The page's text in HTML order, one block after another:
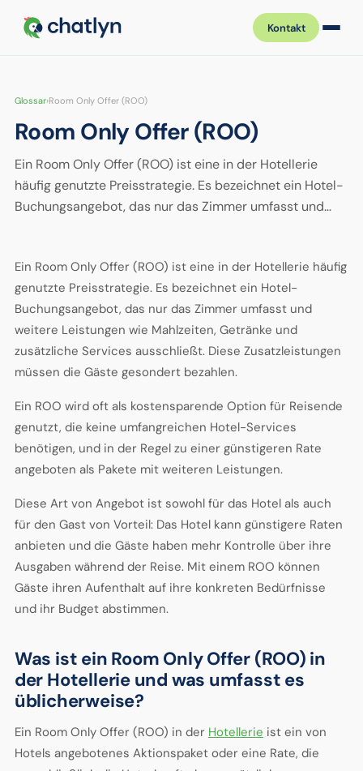
Kontakt
Glossar›Room Only Offer (ROO)
Room Only Offer (ROO)
Ein Room Only Offer (ROO) ist eine in der Hotellerie
häufig genutzte Preisstrategie. Es bezeichnet ein Hotel-
Buchungsangebot, das nur das Zimmer umfasst und…
Ein Room Only Offer (ROO) ist eine in der Hotellerie häufig
genutzte Preisstrategie. Es bezeichnet ein Hotel-
Buchungsangebot, das nur das Zimmer umfasst und
weitere Leistungen wie Mahlzeiten, Getränke und
zusätzliche Services ausschließt. Diese Zusatzleistungen
müssen die Gäste gesondert bezahlen.
Ein ROO wird oft als kostensparende Option für Reisende
genutzt, die keine umfangreichen Hotel-Services
benötigen, und in der Regel zu einer günstigeren Rate
angeboten als Pakete mit weiteren Leistungen.
Diese Art von Angebot ist sowohl für das Hotel als auch
für den Gast von Vorteil: Das Hotel kann günstigere Raten
anbieten und die Gäste haben mehr Kontrolle über ihre
Ausgaben während der Reise. Mit einem ROO können
Gäste ihren Aufenthalt auf ihre konkreten Bedürfnisse
und ihr Budget abstimmen.
Was ist ein Room Only Offer (ROO) in
der Hotellerie und was umfasst es
üblicherweise?
Ein Room Only Offer (ROO) in der Hotellerie ist ein von
Hotels angebotenes Aktionspaket oder eine Rate, die